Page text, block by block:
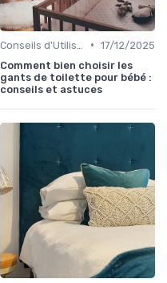
• 17/12/2025
Comment bien choisir les
gants de toilette pour bébé :
conseils et astuces